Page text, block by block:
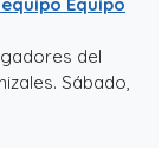
del
Sábado,